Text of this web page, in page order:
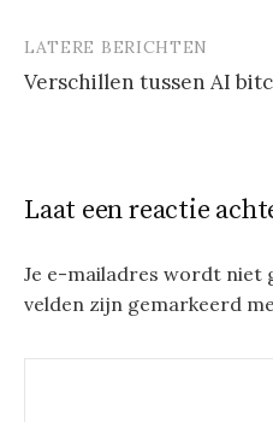
LATERE BERICHTEN
Verschillen tussen AI
Laat een reactie
Je e-mailadres wordt niet
velden zijn gemarkeerd